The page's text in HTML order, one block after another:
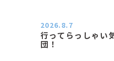
行ってらっしゃい
団！
2026.8.7